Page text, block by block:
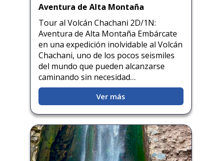
Aventura de Alta Montaña
Tour al Volcán Chachani 2D/1N:
Aventura de Alta Montaña Embárcate
en una expedición inolvidable al Volcán
Chachani, uno de los pocos seismiles
del mundo que pueden alcanzarse
caminando sin necesidad…
Ver más